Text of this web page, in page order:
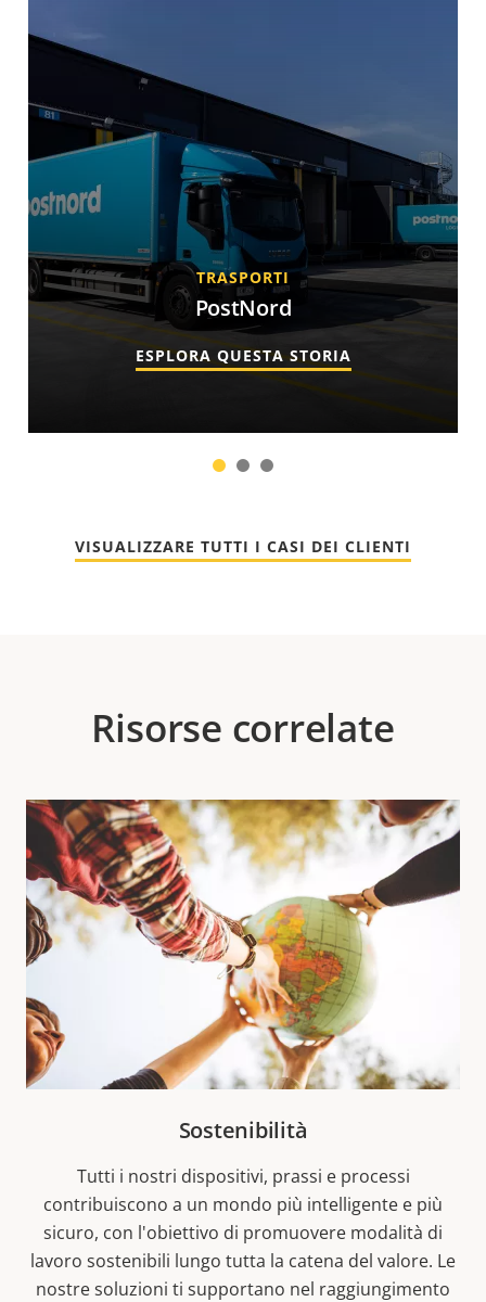
TRASPORTI
PostNord
ESPLORA QUESTA STORIA
1 2
VISUALIZZARE TUTTI I CASI DEI CLIENTI
Risorse correlate
Sostenibilità
Tutti i nostri dispositivi, prassi e processi
contribuiscono a un mondo più intelligente e più
sicuro, con l'obiettivo di promuovere modalità di
lavoro sostenibili lungo tutta la catena del valore. Le
nostre soluzioni ti supportano nel raggiungimento